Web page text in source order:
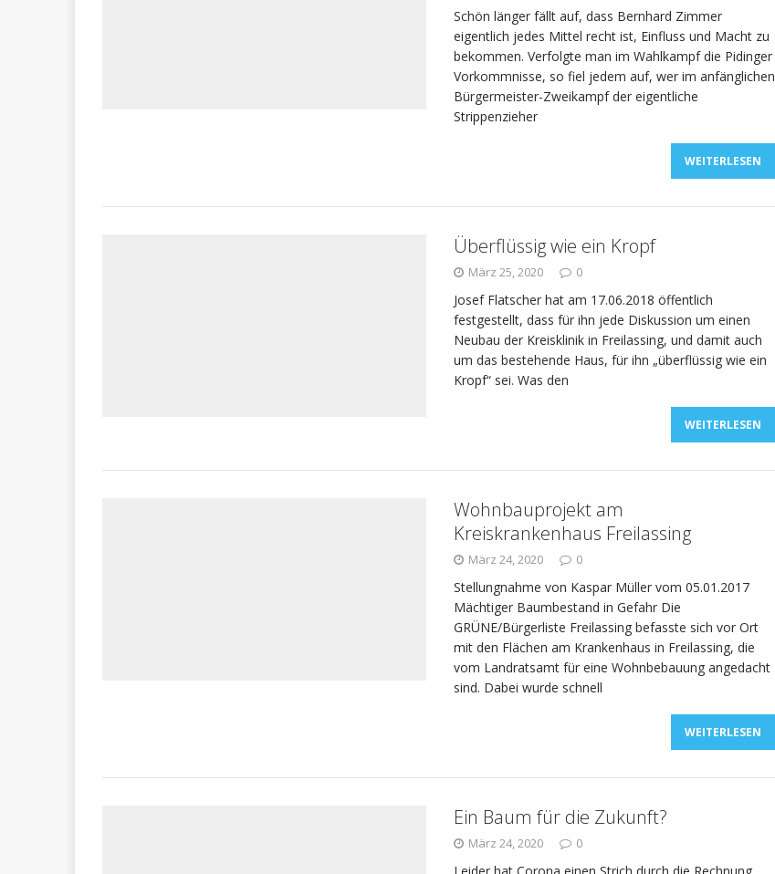
Schön länger fällt auf, dass Bernhard Zimmer
eigentlich jedes Mittel recht ist, Einfluss und Macht zu
bekommen. Verfolgte man im Wahlkampf die Pidinger
Vorkommnisse, so fiel jedem auf, wer im anfänglichen
Bürgermeister-Zweikampf der eigentliche
Strippenzieher
WEITERLESEN
Überflüssig wie ein Kropf
März 25, 2020 0
Josef Flatscher hat am 17.06.2018 öffentlich
festgestellt, dass für ihn jede Diskussion um einen
Neubau der Kreisklinik in Freilassing, und damit auch
um das bestehende Haus, für ihn „überflüssig wie ein
Kropf“ sei. Was den
WEITERLESEN
Wohnbauprojekt am
Kreiskrankenhaus Freilassing
März 24, 2020 0
Stellungnahme von Kaspar Müller vom 05.01.2017
Mächtiger Baumbestand in Gefahr Die
GRÜNE/Bürgerliste Freilassing befasste sich vor Ort
mit den Flächen am Krankenhaus in Freilassing, die
vom Landratsamt für eine Wohnbebauung angedacht
sind. Dabei wurde schnell
WEITERLESEN
Ein Baum für die Zukunft?
März 24, 2020 0